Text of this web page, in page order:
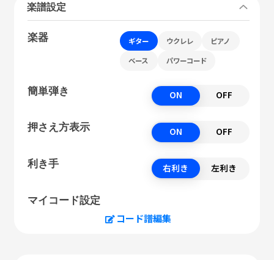
楽譜設定
楽器 ギター ウクレレ ピアノ
ベース パワーコード
簡単弾き ON OFF
押さえ方表示 ON OFF
利き手 右利き 左利き
マイコード設定
コード譜編集